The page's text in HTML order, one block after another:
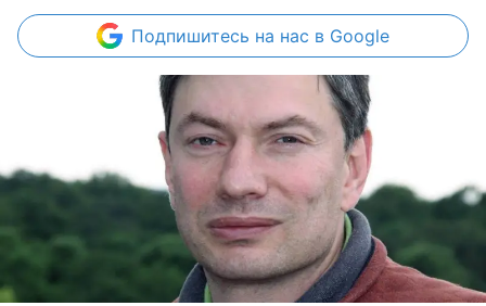
Подпишитесь на нас в Google